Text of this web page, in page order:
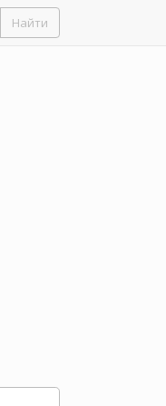
Найти